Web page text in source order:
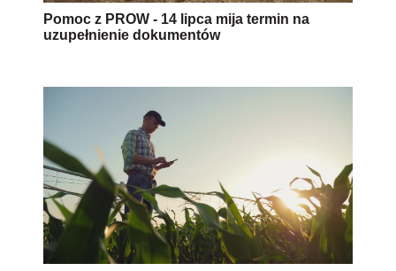
Pomoc z PROW - 14 lipca mija termin na
uzupełnienie dokumentów